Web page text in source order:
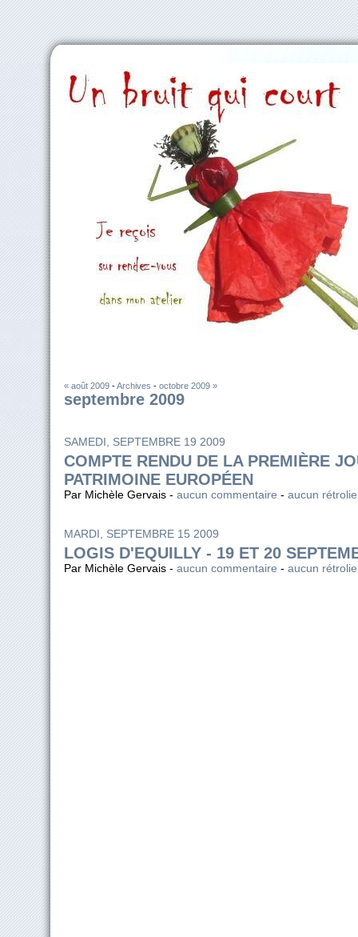
« août 2009 -Archives - octobre 2009 »
septembre 2009
SAMEDI, SEPTEMBRE 19 2009
COMPTE RENDU DE LA PREMIÈRE
PATRIMOINE EUROPÉEN
Par Michèle Gervais - aucun commentaire - aucun
MARDI, SEPTEMBRE 15 2009
LOGIS D'EQUILLY - 19 ET 20
Par Michèle Gervais - aucun commentaire - aucun